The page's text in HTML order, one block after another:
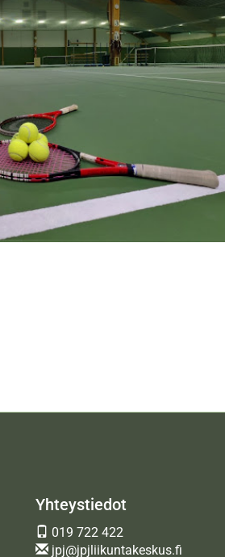
Yhteystiedot
019 722 422
jpj@jpjliikuntakeskus.fi